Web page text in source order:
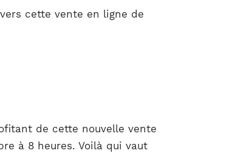
cette vente en ligne de
de cette nouvelle vente
à 8 heures. Voilà qui vaut